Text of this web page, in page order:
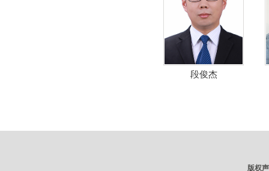
段俊杰
版权